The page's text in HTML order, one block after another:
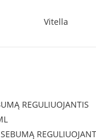
Vitella